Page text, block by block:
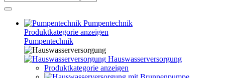
Pumpentechnik
Produktkategorie anzeigen
Pumpentechnik
Hauswasserversorgung
Produktkategorie anzeigen